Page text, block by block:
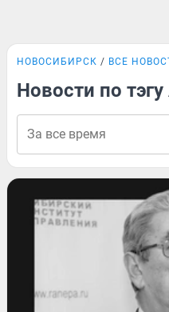
НОВОСИБИРСК ВСЕ
Новости по